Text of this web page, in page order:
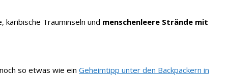
karibische Trauminseln und menschenleere Strände mit
so etwas wie ein Geheimtipp unter den Backpackern in